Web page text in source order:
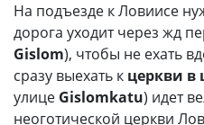
На подъезде к Ловиисе
дорога уходит через жд
Gislom), чтобы не ехать
сразу выехать к церкви в
улице Gislomkatu) идет
неоготической церкви